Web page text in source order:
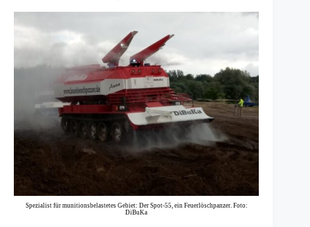
Spezialist für munitionsbelastetes Gebiet: Der Spot-55, ein Feuerlöschpanzer. Foto:
DiBuKa